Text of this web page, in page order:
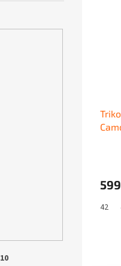
10
42